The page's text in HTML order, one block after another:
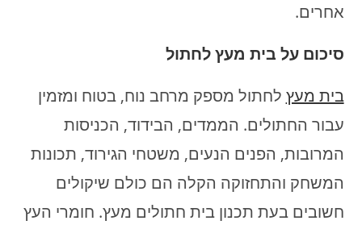
אחרים.
סיכום על בית מעץ לחתול
בית מעץ לחתול מספק מרחב נוח, בטוח ומזמין
עבור החתולים. הממדים, הבידוד, הכניסות
המרובות, הפנים הנעים, משטחי הגירוד, תכונות
המשחק והתחזוקה הקלה הם כולם שיקולים
חשובים בעת תכנון בית חתולים מעץ. חומרי העץ